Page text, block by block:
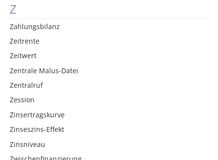
Z
Zahlungsbilanz
Zeitrente
Zeitwert
Zentrale Malus-Datei
Zentralruf
Zession
Zinsertragskurve
Zinseszins-Effekt
Zinsniveau